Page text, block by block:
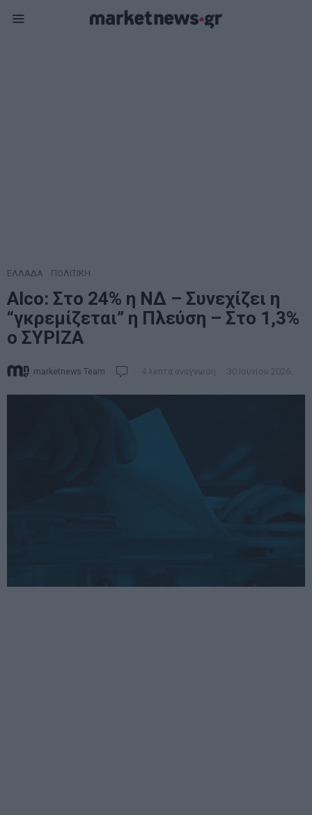
ΕΛΛΑΔΑ ΠΟΛΙΤΙΚΗ
Alco: Στο 24% η ΝΔ – Συνεχίζει η
“γκρεμίζεται” η Πλεύση – Στο 1,3%
ο ΣΥΡΙΖΑ
marketnews Team 4 λεπτά ανάγνωση 30 Ιουνίου 2026